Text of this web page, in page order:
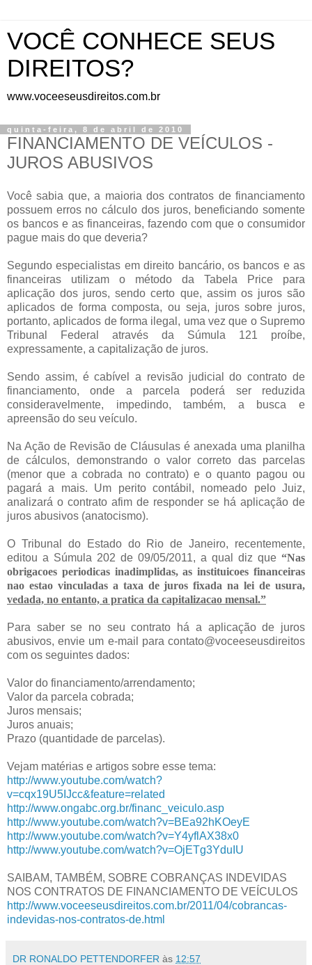
VOCÊ CONHECE SEUS
DIREITOS?
www.voceeseusdireitos.com.br
quinta-feira, 8 de abril de 2010
FINANCIAMENTO DE VEÍCULOS -
JUROS ABUSIVOS
Você sabia que, a maioria dos contratos de financiamento
possuem erros no cálculo dos juros, beneficiando somente
os bancos e as financeiras, fazendo com que o consumidor
pague mais do que deveria?
Segundo especialistas em direito bancário, os bancos e as
financeiras utilizam o método da Tabela Price para
aplicação dos juros, sendo certo que, assim os juros são
aplicados de forma composta, ou seja, juros sobre juros,
portanto, aplicados de forma ilegal, uma vez que o Supremo
Tribunal Federal através da Súmula 121 proíbe,
expressamente, a capitalização de juros.
Sendo assim, é cabível a revisão judicial do contrato de
financiamento, onde a parcela poderá ser reduzida
consideravelmente, impedindo, também, a busca e
apreensão do seu veículo.
Na Ação de Revisão de Cláusulas é anexada uma planilha
de cálculos, demonstrando o valor correto das parcelas
(menor que a cobrada no contrato) e o quanto pagou ou
pagará a mais. Um perito contábil, nomeado pelo Juiz,
analizará o contrato afim de responder se há aplicação de
juros abusivos (anatocismo).
O Tribunal do Estado do Rio de Janeiro, recentemente,
editou a Súmula 202 de 09/05/2011, a qual diz que “Nas
obrigacoes periodicas inadimplidas, as instituicoes financeiras
nao estao vinculadas a taxa de juros fixada na lei de usura,
vedada, no entanto, a pratica da capitalizacao mensal.”
Para saber se no seu contrato há a aplicação de juros
abusivos, envie um e-mail para contato@voceeseusdireitos
com os seguintes dados:
Valor do financiamento/arrendamento;
Valor da parcela cobrada;
Juros mensais;
Juros anuais;
Prazo (quantidade de parcelas).
Vejam matérias e artigos sobre esse tema:
http://www.youtube.com/watch?
v=cqx19U5IJcc&feature=related
http://www.ongabc.org.br/financ_veiculo.asp
http://www.youtube.com/watch?v=BEa92hKOeyE
http://www.youtube.com/watch?v=Y4yflAX38x0
http://www.youtube.com/watch?v=OjETg3YduIU
SAIBAM, TAMBÉM, SOBRE COBRANÇAS INDEVIDAS
NOS CONTRATOS DE FINANCIAMENTO DE VEÍCULOS
http://www.voceeseusdireitos.com.br/2011/04/cobrancas-
indevidas-nos-contratos-de.html
DR RONALDO PETTENDORFER às 12:57